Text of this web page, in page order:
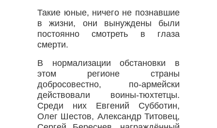
Такие юные, ничего не познавшие
в жизни, они вынуждены были
постоянно смотреть в глаза
смерти.
В нормализации обстановки в
этом регионе страны
добросовестно, по-армейски
действовали воины-тюхтетцы.
Среди них Евгений Субботин,
Олег Шестов, Александр Титовец,